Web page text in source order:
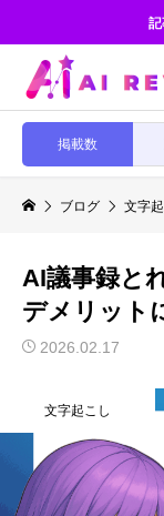
掲載数
ブログ 文字
AI議事録と
デメリット
2026.02.17
文字起こし